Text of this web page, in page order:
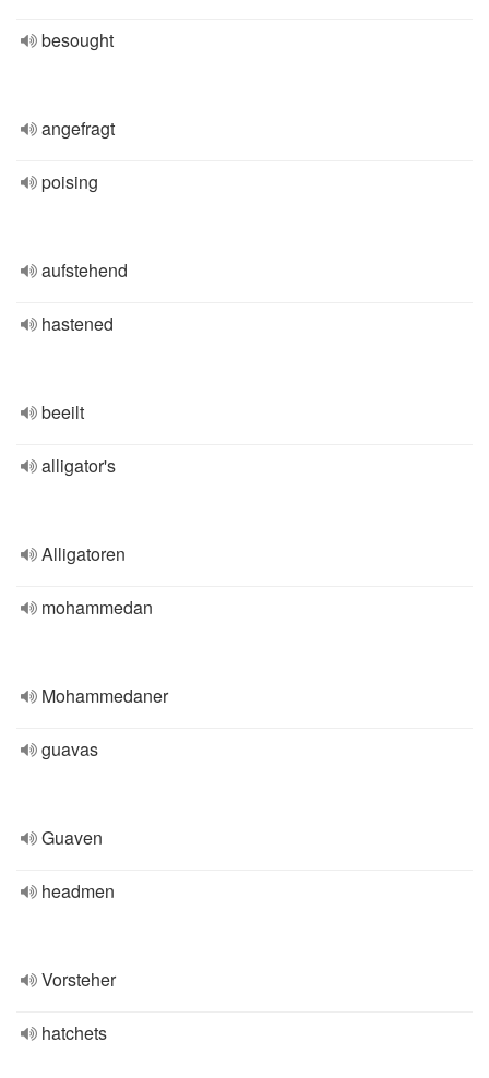
besought
angefragt
poising
aufstehend
hastened
beeilt
alligator's
Alligatoren
mohammedan
Mohammedaner
guavas
Guaven
headmen
Vorsteher
hatchets